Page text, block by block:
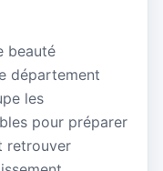
beauté
département
les
pour préparer
retrouver